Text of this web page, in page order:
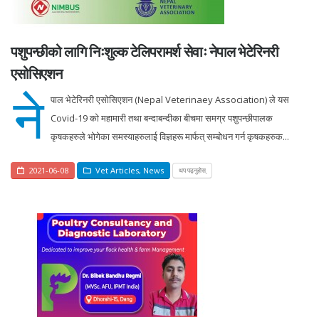
पशुपन्छीको लागि निःशुल्क टेलिपरामर्श सेवाः नेपाल भेटेरिनरी
एसोसिएशन
ने पाल भेटेरिनरी एसोसिएशन (Nepal Veterinaey Association) ले यस
Covid-19 को महामारी तथा बन्दाबन्दीका बीचमा समग्र पशुपन्छीपालक
कृषकहरुले भोगेका समस्याहरुलाई विज्ञहरू मार्फत् सम्बोधन गर्न कृषकहरुक...
2021-06-08 Vet Articles, News थप पढ्नुहोस्